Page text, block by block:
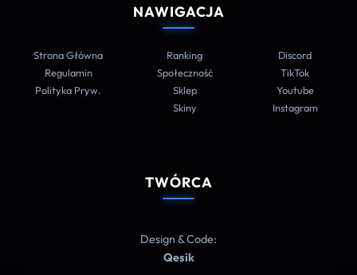
NAWIGACJA
Strona Główna
Regulamin
Polityka Pryw.
Ranking
Społeczność
Sklep
Skiny
Discord
TikTok
Youtube
Instagram
TWÓRCA
Design & Code:
Qesik